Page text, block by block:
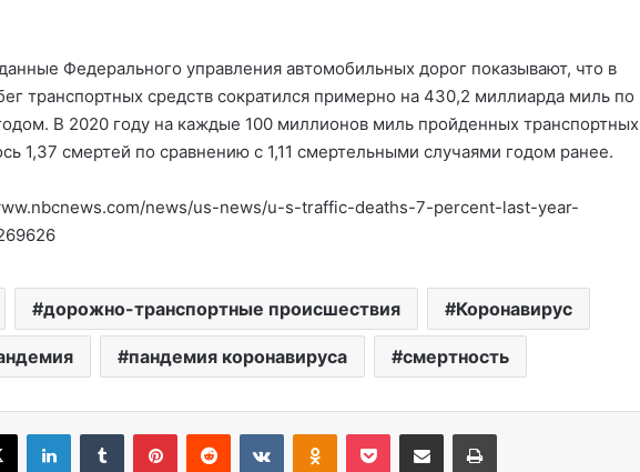
Федерального управления автомобильных дорог показывают, что в
транспортных средств сократился примерно на 430,2 миллиарда миль по
В 2020 году на каждые 100 миллионов миль пройденных транспортных
1,37 смертей по сравнению с 1,11 смертельными случаями годом ранее.
news/us-news/u-s-traffic-deaths-7-percent-last-year-
дорожно-транспортные происшествия Коронавирус
пандемия коронавируса смертность
Пляжный домик в Северной
Каролине, где Билл Гейтс и его
бывшая девушка Энн Уинблад
отдыха
Курсы бухгалтера в США